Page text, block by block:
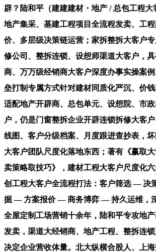
辟？陆和平（建建建材・地产 / 总包工程大
地产集采、基建工程项目全流程发卖、工
价、多层级决策链运营；家拆整拆大客户
修公司、整拆连锁、设想师渠道大客户，
商、万万级经销商大客户深度办事实操案
垒打制专属方式针对建材同质化严沉、价
适配地产开辟商、总包单元、设想院、市
户，仍是门窗整拆企业开辟连锁拆修大客
线图、客户分级档案、月度跟进查抄表，坏
大客户团队尺度化落地东西；著有《赢取
卖策略取技巧》，建材工程大客户尺度化
创工程大客户全流程打法：客户筛选 — 决
掘 — 方案报价 — 商务博弈 — 持久运维，深
全屋定制工场营销十余年，陆和平专攻地
发卖，渠道大经销商、地产工程、整拆连
决定企业营收体量。北大纵横合股人、上